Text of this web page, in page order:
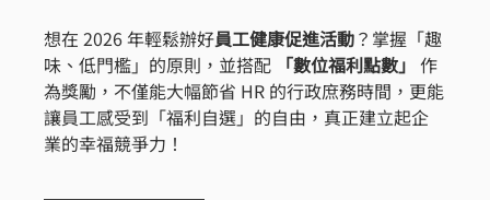
想在 2026 年輕鬆辦好員工健康促進活動？掌握「趣
味、低門檻」的原則，並搭配 「數位福利點數」 作
為獎勵，不僅能大幅節省 HR 的行政庶務時間，更能
讓員工感受到「福利自選」的自由，真正建立起企
業的幸福競爭力！